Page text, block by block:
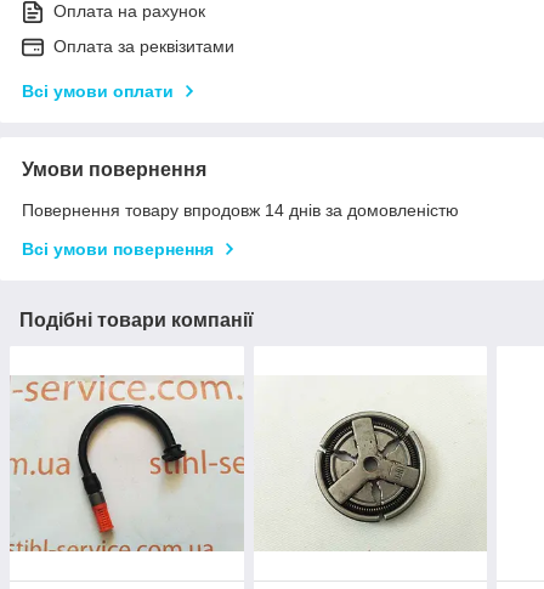
Оплата на рахунок
Оплата за реквізитами
Всі умови оплати
Умови повернення
Повернення товару впродовж 14 днів за домовленістю
Всі умови повернення
Подібні товари компанії